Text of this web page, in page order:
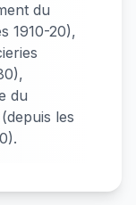
du
1910-20),
du
les